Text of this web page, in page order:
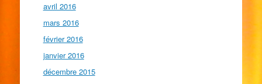
avril 2016
mars 2016
février 2016
janvier 2016
décembre 2015